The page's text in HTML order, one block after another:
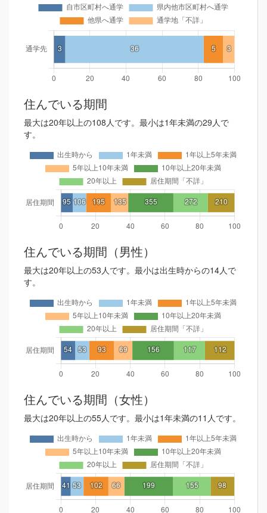
住んでいる期間
最大は20年以上の108人です。最小は1年未満の29人で
す。
住んでいる期間（男性）
最大は20年以上の53人です。最小は出生時からの14人で
す。
住んでいる期間（女性）
最大は20年以上の55人です。最小は1年未満の11人です。